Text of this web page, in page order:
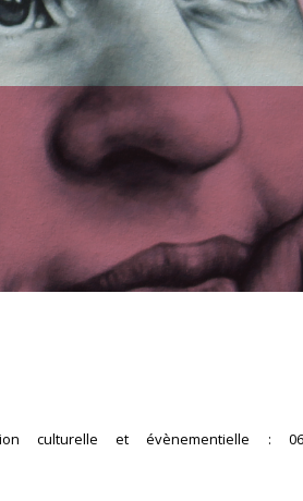
culturelle et évènementielle :